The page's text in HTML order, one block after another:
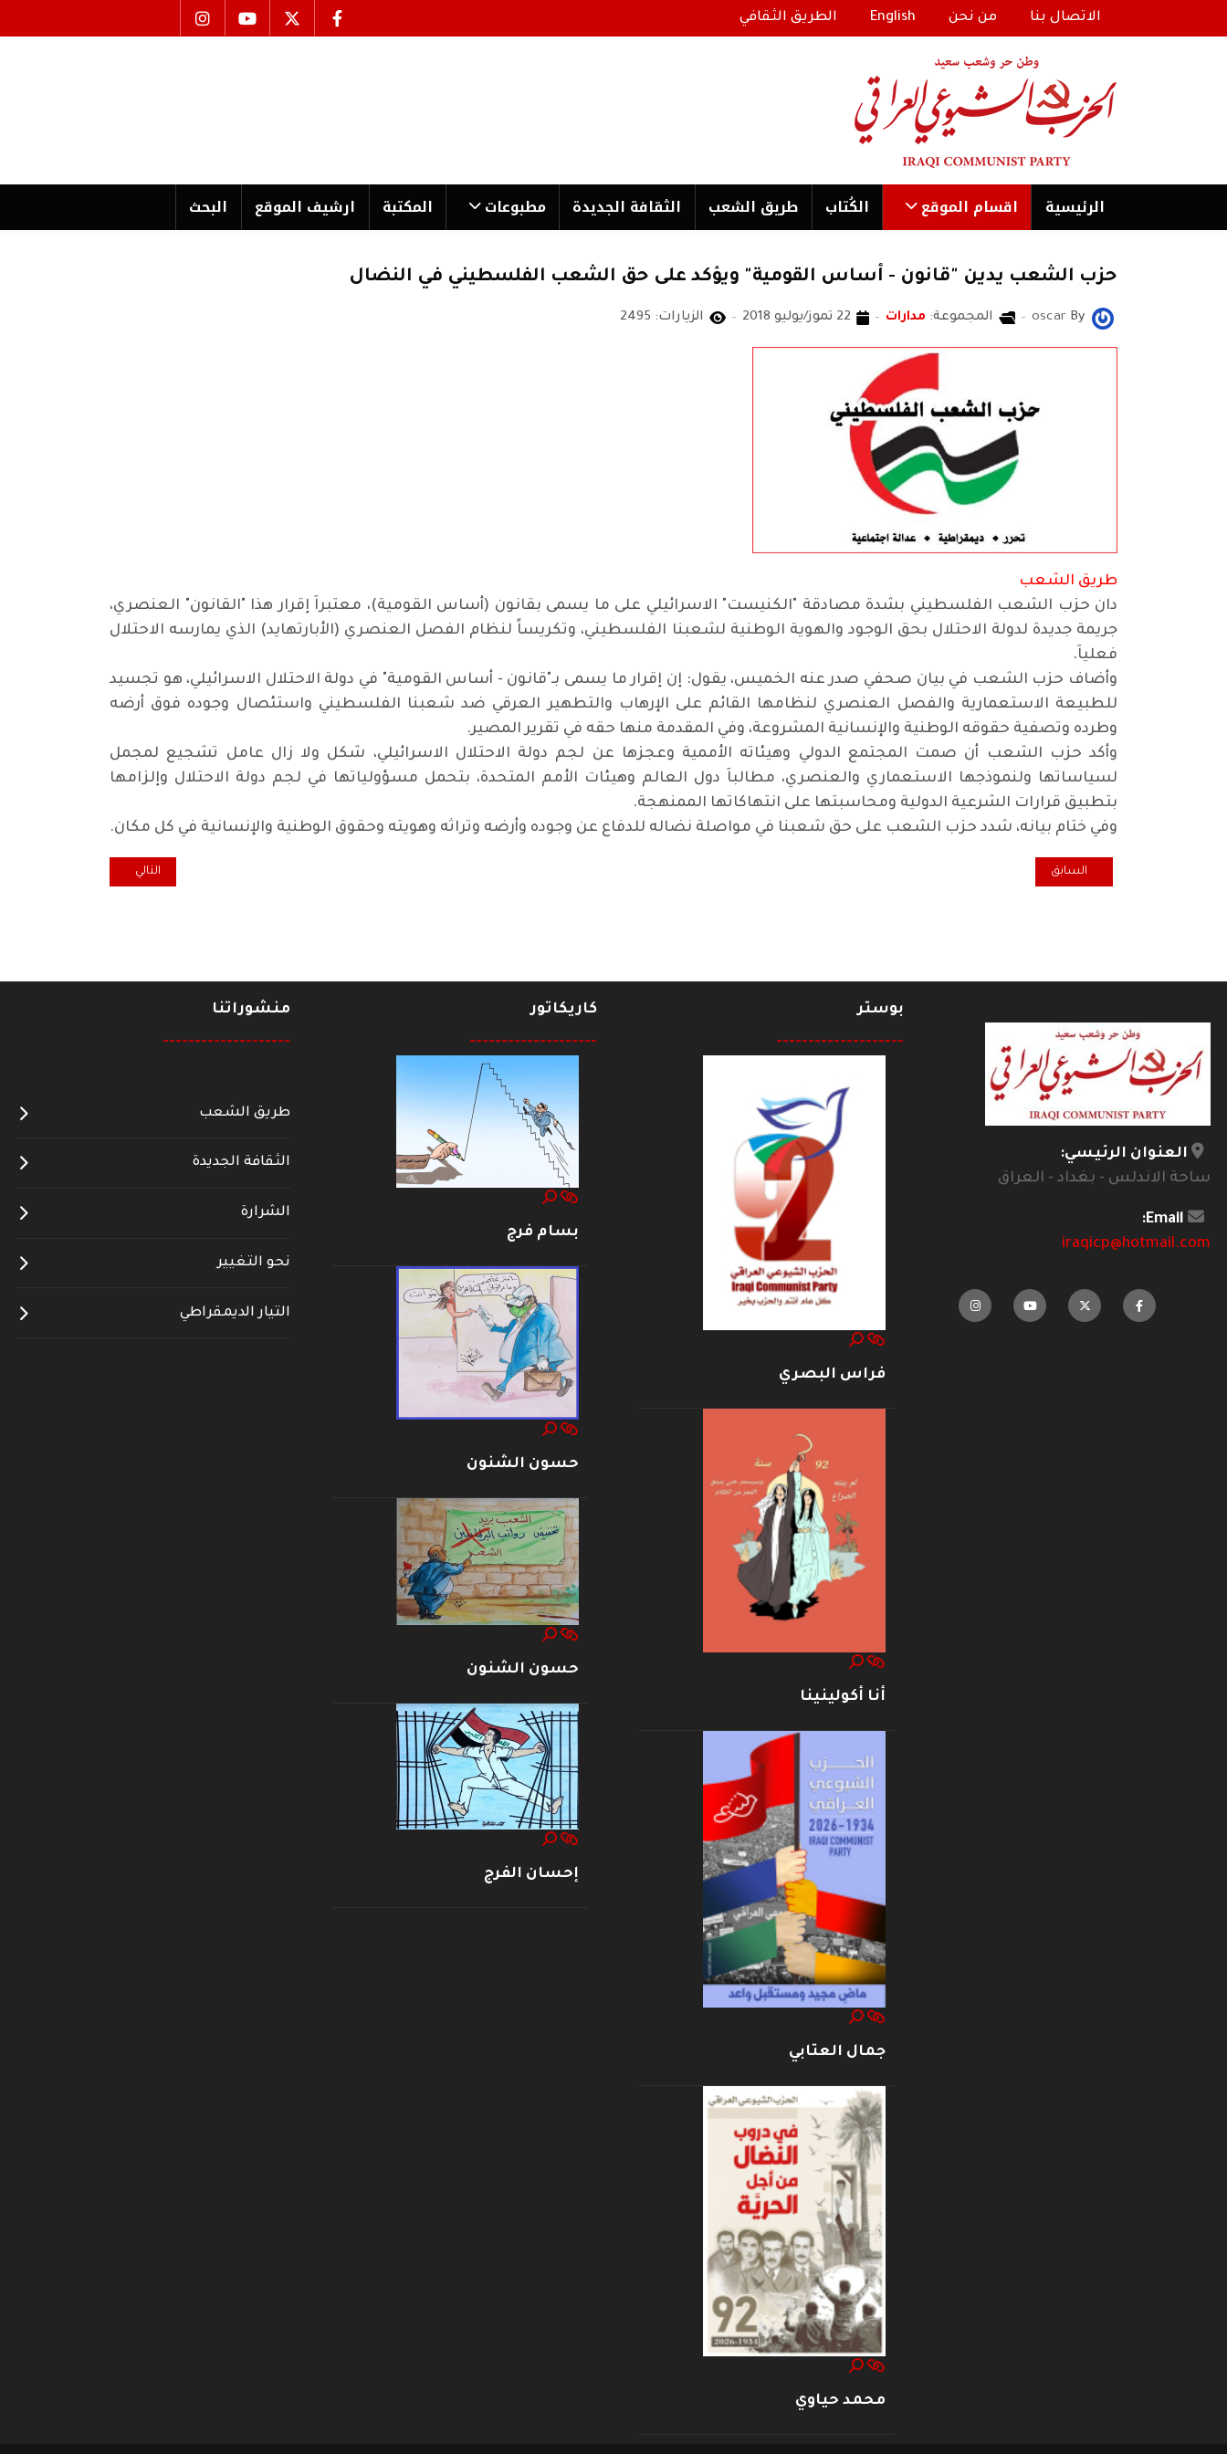
الاتصال بنا من نحن English الطريق الثقافي
الرئیسية اقسام الموقع الكُتاب طریق الشعب الثقافة الجدیدة مطبوعات المكتبة ارشیف الموقع البحث
حزب الشعب يدين "قانون - أساس القومية" ويؤكد على حق الشعب الفلسطيني في النضال
By
oscar المجموعة: مدارات 22 تموز/يوليو 2018 الزيارات: 2495
طريق الشعب
دان حزب الشعب الفلسطيني بشدة مصادقة "الكنيست" الاسرائيلي على ما يسمى بقانون (أساس القومية)، معتبراَ إقرار هذا "القانون" العنصري،
جريمة جديدة لدولة الاحتلال بحق الوجود والهوية الوطنية لشعبنا الفلسطيني، وتكريساً لنظام الفصل العنصري (الأبارتهايد) الذي يمارسه الاحتلال
فعلياَ.
وأضاف حزب الشعب في بيان صحفي صدر عنه الخميس، يقول: إن إقرار ما يسمى بـ"قانون - أساس القومية" في دولة الاحتلال الاسرائيلي، هو تجسيد
للطبيعة الاستعمارية والفصل العنصري لنظامها القائم على الإرهاب والتطهير العرقي ضد شعبنا الفلسطيني واستئصال وجوده فوق أرضه
وطرده وتصفية حقوقه الوطنية والإنسانية المشروعة، وفي المقدمة منها حقه في تقرير المصير.
وأكد حزب الشعب أن صمت المجتمع الدولي وهيئاته الأممية وعجزها عن لجم دولة الاحتلال الاسرائيلي، شكل ولا زال عامل تشجيع لمجمل
لسياساتها ولنموذجها الاستعماري والعنصري، مطالباَ دول العالم وهيئات الأمم المتحدة، بتحمل مسؤولياتها في لجم دولة الاحتلال وإلزامها
بتطبيق قرارات الشرعية الدولية ومحاسبتها على انتهاكاتها الممنهجة.
وفي ختام بيانه، شدد حزب الشعب على حق شعبنا في مواصلة نضاله للدفاع عن وجوده وأرضه وتراثه وهويته وحقوق الوطنية والإنسانية في كل مكان.
المقال السابق: اعتصامان في ذي قار وتظاهرة في الديوانية للمطالبة بالخدمات وإقالة الفاسدين
السابق المقال التالي: تجدد التظاهرات
التالي
العنوان الرئيسي:
ساحة الاندلس - بغداد - العراق
Email:
iraqicp@hotmail.com
بوستر
--------------------
فراس البصري
أنا أكولينينا
جمال العتابي
محمد حياوي
كاريكاتور
--------------------
بسام فرج
حسون الشنون
حسون الشنون
إحسان الفرج
منشوراتنا
--------------------
طريق الشعب
الثقافة الجديدة
الشرارة
نحو التغيير
التيار الديمقراطي